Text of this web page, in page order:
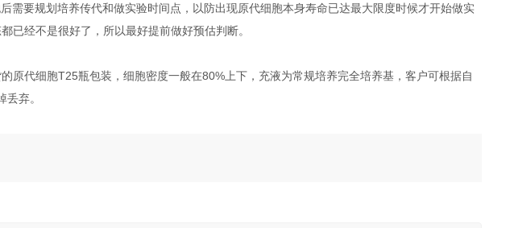
需要规划培养传代和做实验时间点，以防出现原代细胞本身寿命已达最大限度时候才开始做实
已经不是很好了，所以最好提前做好预估判断。
原代细胞T25瓶包装，细胞密度一般在80%上下，充液为常规培养完全培养基，客户可根据自
弃。